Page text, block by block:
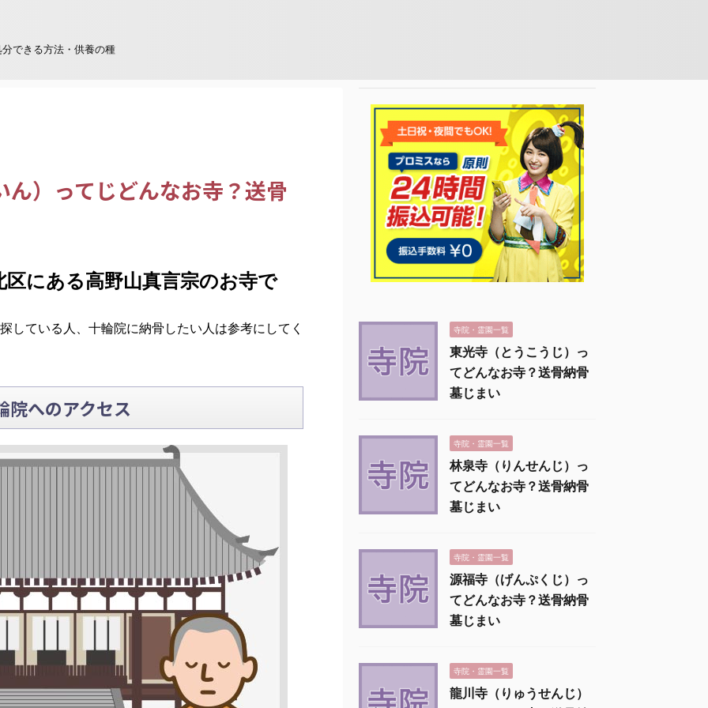
できる方法・供養の種
）ってじどんなお寺？送骨
にある高野山真言宗のお寺で
している人、十輪院に納骨したい人は参考にしてく
院へのアクセス
寺院・霊園一覧
東光寺（とうこうじ）っ
てどんなお寺？送骨納骨
墓じまい
寺院・霊園一覧
林泉寺（りんせんじ）っ
てどんなお寺？送骨納骨
墓じまい
寺院・霊園一覧
源福寺（げんぷくじ）っ
てどんなお寺？送骨納骨
墓じまい
寺院・霊園一覧
龍川寺（りゅうせんじ）